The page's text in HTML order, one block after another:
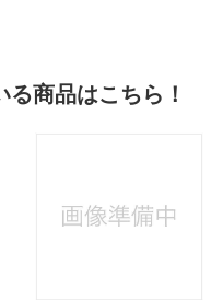
商品はこちら！